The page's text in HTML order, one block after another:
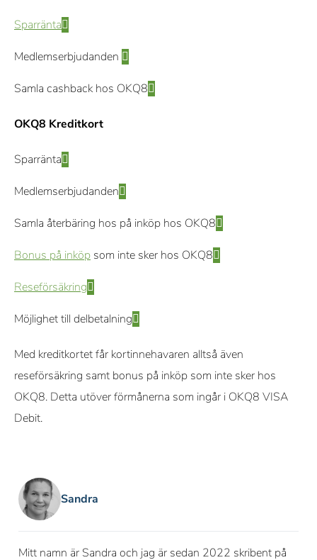
Sparränta
Medlemserbjudanden
Samla cashback hos OKQ8
OKQ8 Kreditkort
Sparränta
Medlemserbjudanden
Samla återbäring hos på inköp hos OKQ8
Bonus på inköp som inte sker hos OKQ8
Reseförsäkring
Möjlighet till delbetalning
Med kreditkortet får kortinnehavaren alltså även
reseförsäkring samt bonus på inköp som inte sker hos
OKQ8. Detta utöver förmånerna som ingår i OKQ8 VISA
Debit.
Sandra
Mitt namn är Sandra och jag är sedan 2022 skribent på